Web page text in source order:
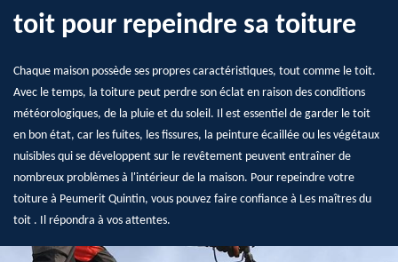
toit pour repeindre sa toiture
Chaque maison possède ses propres caractéristiques, tout comme le toit.
Avec le temps, la toiture peut perdre son éclat en raison des conditions
météorologiques, de la pluie et du soleil. Il est essentiel de garder le toit
en bon état, car les fuites, les fissures, la peinture écaillée ou les végétaux
nuisibles qui se développent sur le revêtement peuvent entraîner de
nombreux problèmes à l'intérieur de la maison. Pour repeindre votre
toiture à Peumerit Quintin, vous pouvez faire confiance à Les maîtres du
toit . Il répondra à vos attentes.